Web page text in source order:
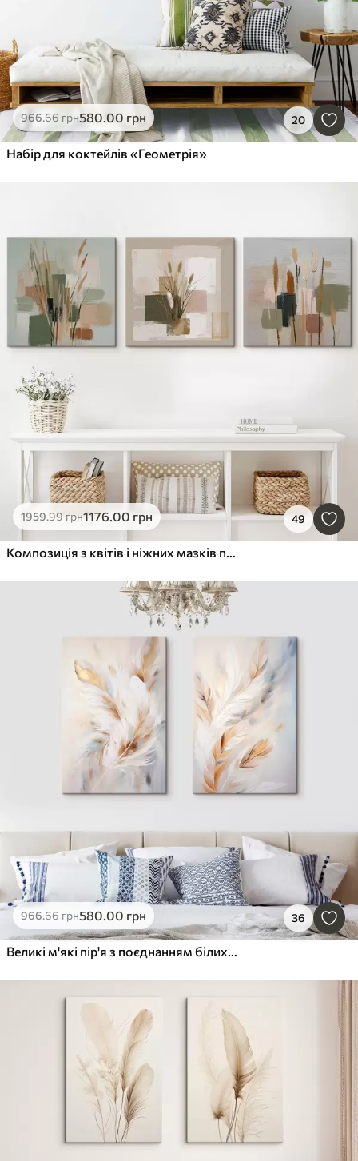
966.66грн580.00 грн 20
Набір для коктейлів «Геометрія»
1959.99грн1176.00 грн 49
Композиція з квітів і ніжних мазків пензля
966.66грн580.00 грн 36
Великі м'які пір'я з поєднанням білих, жовтих і коричневих відтінків на світлому абстрактному тлі